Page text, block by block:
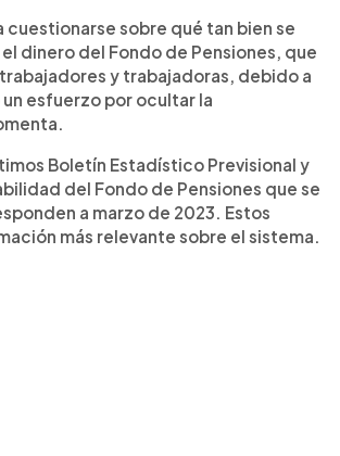
cuestionarse sobre qué tan bien se
dinero del Fondo de Pensiones, que
y trabajadoras, debido a
un esfuerzo por ocultar la
Boletín Estadístico Previsional y
del Fondo de Pensiones que se
a marzo de 2023. Estos
más relevante sobre el sistema.